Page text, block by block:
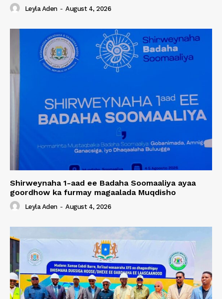
Leyla Aden - August 4, 2026
Shirweynaha 1-aad ee Badaha Soomaaliya ayaa
goordhow ka furmay magaalada Muqdisho
Leyla Aden - August 4, 2026